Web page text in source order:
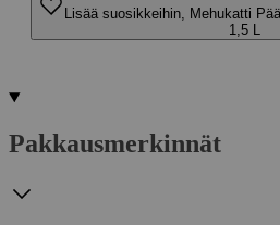
Lisää suosikkeihin, Mehukatti
1,5 L
Pakkausmerkinnät